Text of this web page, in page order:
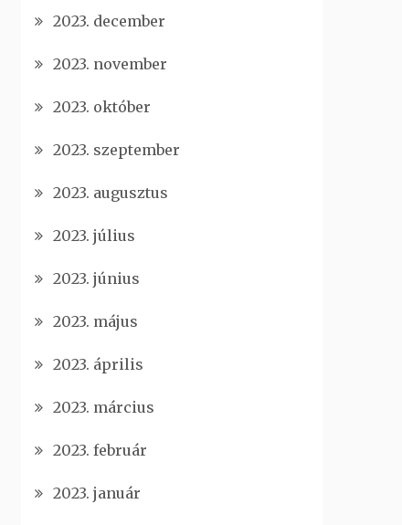
2023. december
2023. november
2023. október
2023. szeptember
2023. augusztus
2023. július
2023. június
2023. május
2023. április
2023. március
2023. február
2023. január